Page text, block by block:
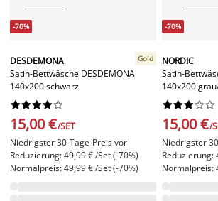
-70%
DESDEMONA
Satin-Bettwäsche DESDEMONA
140x200 schwarz
Gold






15,00 €/SET
Niedrigster 30-Tage-Preis vor
Reduzierung: 49,99 € /Set (-70%)
Normalpreis: 49,99 € /Set (-70%)
-70%
NORDIC
Satin-
140x200






15,00 €/
Niedrigster
Reduzierung:
Normalpreis: